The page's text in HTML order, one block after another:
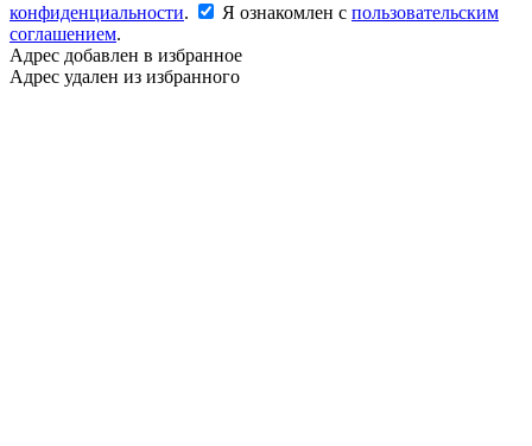
конфиденциальности. Я ознакомлен с пользовательским
соглашением.
Адрес добавлен в избранное
Адрес удален из избранного